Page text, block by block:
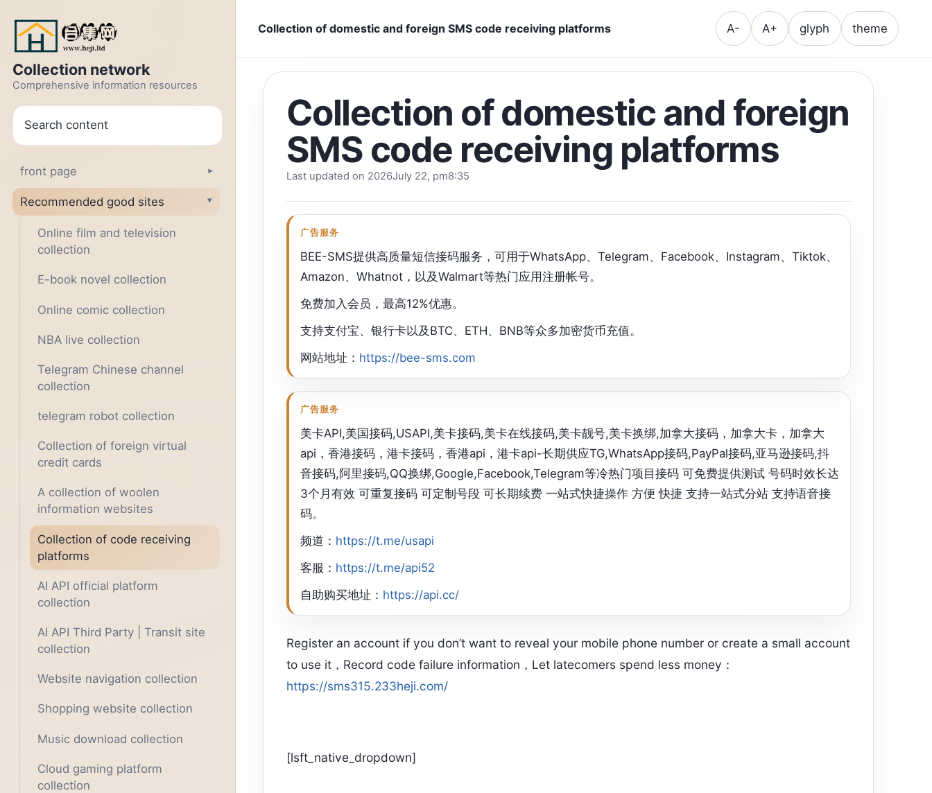
Collection network
Comprehensive information resources
search
front page ▾
Recommended good sites ▾
Online film and television
collection
E-book novel collection
Online comic collection
NBA live collection
Telegram Chinese channel
collection
telegram robot collection
Collection of foreign virtual
credit cards
A collection of woolen
information websites
Collection of code receiving
platforms
AI API official platform
collection
AI API Third Party | Transit site
collection
Website navigation collection
Shopping website collection
Music download collection
Cloud gaming platform
collection
Collection of domestic and foreign SMS code receiving platforms A- A+ glyph theme
Collection of domestic and foreign
SMS code receiving platforms
Last updated on 2026July 22, pm8:35
广告服务
BEE-SMS提供高质量短信接码服务，可用于WhatsApp、Telegram、Facebook、Instagram、Tiktok、
Amazon、Whatnot，以及Walmart等热门应用注册帐号。
免费加入会员，最高12%优惠。
支持支付宝、银行卡以及BTC、ETH、BNB等众多加密货币充值。
网站地址： https://bee-sms.com
广告服务
美卡API,美国接码,USAPI,美卡接码,美卡在线接码,美卡靓号,美卡换绑,加拿大接码，加拿大卡，加拿大
api，香港接码，港卡接码，香港api，港卡api-长期供应TG,WhatsApp接码,PayPal接码,亚马逊接码,抖
音接码,阿里接码,QQ换绑,Google,Facebook,Telegram等冷热门项目接码 可免费提供测试 号码时效长达
3个月有效 可重复接码 可定制号段 可长期续费 一站式快捷操作 方便 快捷 支持一站式分站 支持语音接
码。
频道： https://t.me/usapi
客服： https://t.me/api52
自助购买地址： https://api.cc/
Register an account if you don’t want to reveal your mobile phone number or create a small account
to use it，Record code failure information，Let latecomers spend less money：
https://sms315.233heji.com/
[lsft_native_dropdown]